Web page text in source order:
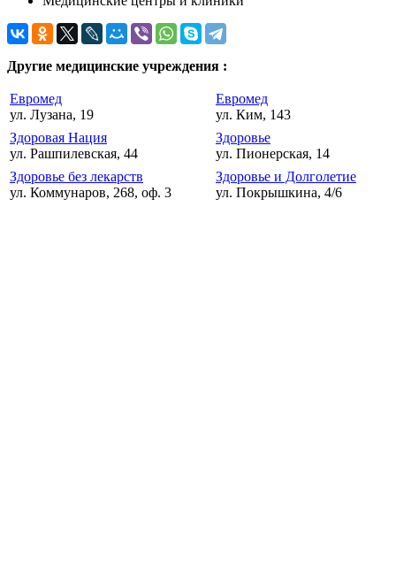
Другие медицинские учреждения :
Евромед
ул. Лузана, 19
Евромед
ул. Ким, 143
Здоровая Нация
ул. Рашпилевская, 44
Здоровье
ул. Пионерская, 14
Здоровье без лекарств
ул. Коммунаров, 268, оф. 3
Здоровье и Долголетие
ул. Покрышкина, 4/6